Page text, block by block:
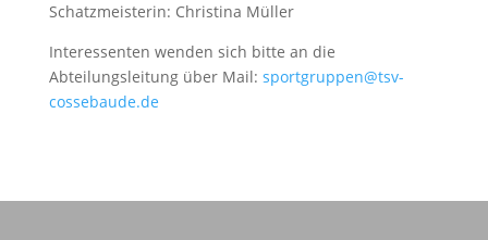
Schatzmeisterin: Christina Müller
Interessenten wenden sich bitte an die
Abteilungsleitung über Mail: sportgruppen@tsv-
cossebaude.de